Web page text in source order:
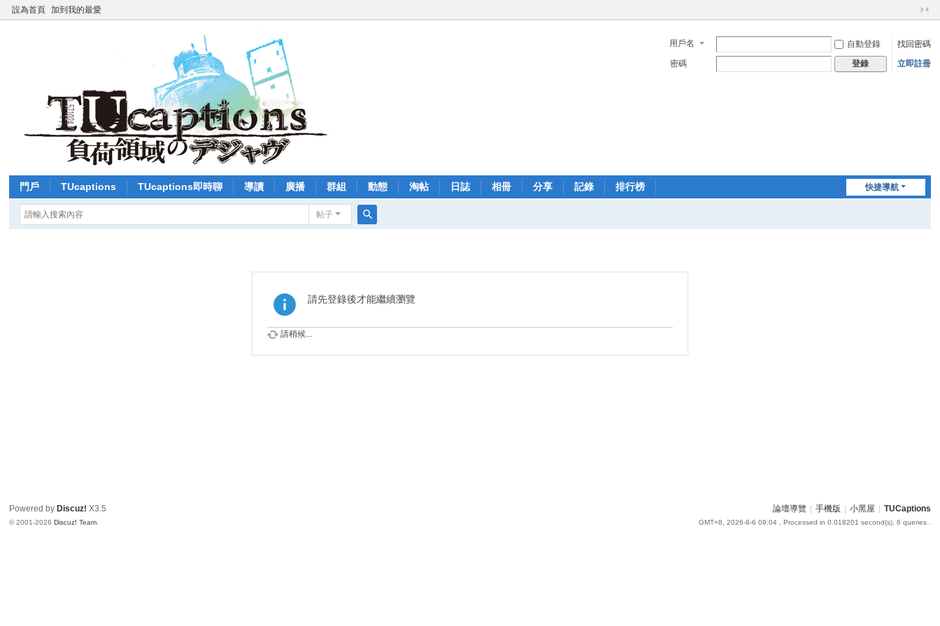
設為首頁 加到我的最愛
切
到
窄
用戶名 自動登錄
找回密碼
密碼
登錄 立即註冊
快捷導航
門戶 TUcaptions TUcaptions即時聊 導讀 廣播 群組 動態 淘帖 日誌 相冊 分享 記錄 排行榜
帖子
請先登錄後才能繼續瀏覽
請稍候...
論壇導覽 手機版 小黑屋 TUCaptions
GMT+8, 2026-8-6 09:04, Processed in 0.018201 second(s), 6 queries .
Powered by Discuz! X3.5
© 2001-2026Discuz! Team